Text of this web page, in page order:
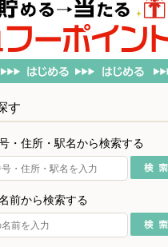
す
・住所・駅名から検索する
前から検索する